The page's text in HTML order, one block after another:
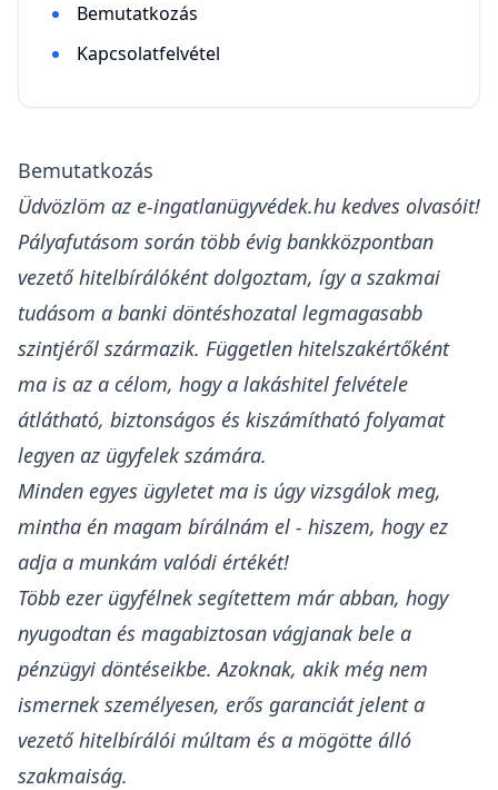
Bemutatkozás
Kapcsolatfelvétel
Bemutatkozás
Üdvözlöm az e-ingatlanügyvédek.hu kedves olvasóit!
Pályafutásom során több évig bankközpontban
vezető hitelbírálóként dolgoztam, így a szakmai
tudásom a banki döntéshozatal legmagasabb
szintjéről származik. Független hitelszakértőként
ma is az a célom, hogy a lakáshitel felvétele
átlátható, biztonságos és kiszámítható folyamat
legyen az ügyfelek számára.
Minden egyes ügyletet ma is úgy vizsgálok meg,
mintha én magam bírálnám el - hiszem, hogy ez
adja a munkám valódi értékét!
Több ezer ügyfélnek segítettem már abban, hogy
nyugodtan és magabiztosan vágjanak bele a
pénzügyi döntéseikbe. Azoknak, akik még nem
ismernek személyesen, erős garanciát jelent a
vezető hitelbírálói múltam és a mögötte álló
szakmaiság.